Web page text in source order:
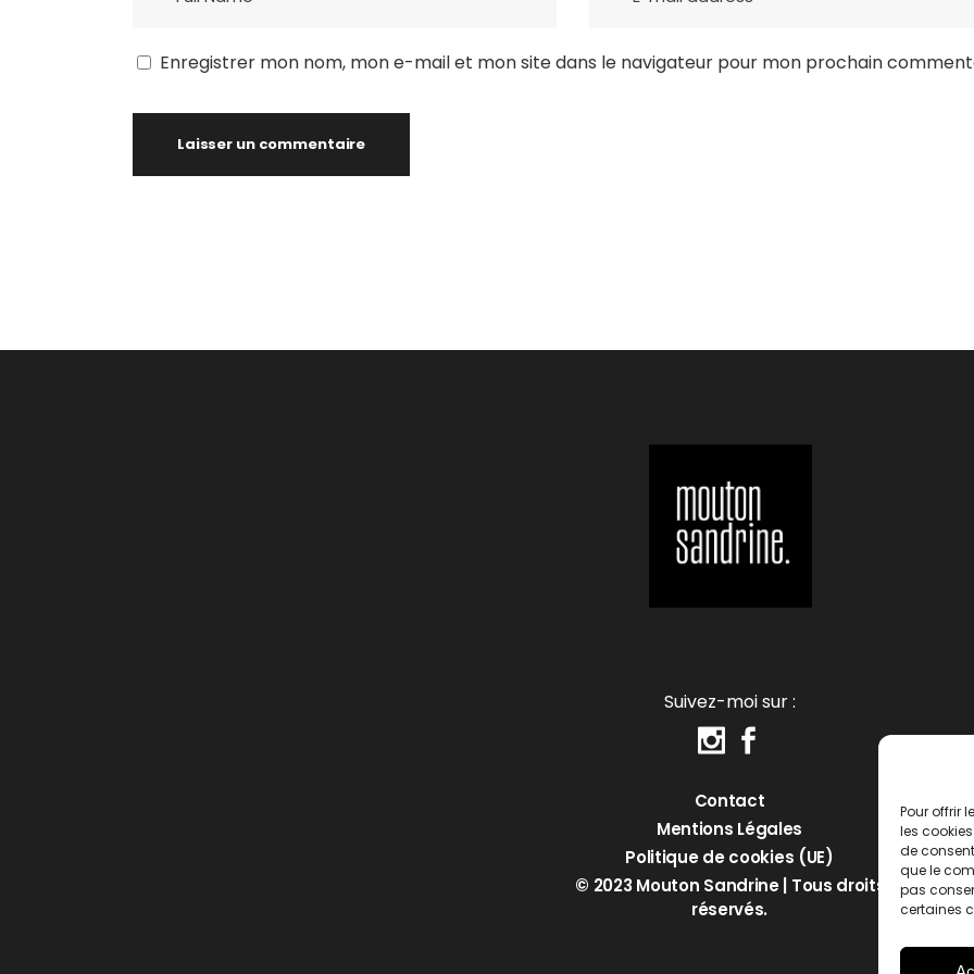
Pour offrir
les
de
que le
pas
certaines
Enregistrer mon nom, mon e-mail et mon site dans le navigateur pour mon prochain
Suivez-moi sur :
Contact
Mentions Légales
Politique de cookies (UE)
© 2023 Mouton Sandrine | Tous droits
réservés.